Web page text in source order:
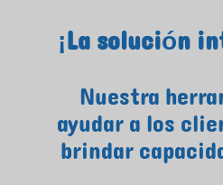
¡La solución
Nuestra
ayudar a los
brindar